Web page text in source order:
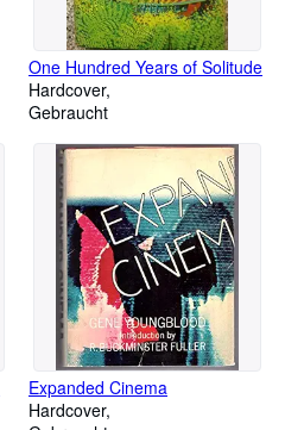
One Hundred Years of Solitude
Hardcover
Gebraucht
Expanded Cinema
Hardcover